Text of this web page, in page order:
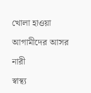
খোলা হাওয়া
আগামীদের আসর
নারী
স্বাস্থ্য